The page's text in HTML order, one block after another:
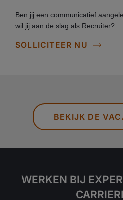
Ben jij een communicatief
wil jij aan de slag als Recruiter?
SOLLICITEER NU
BEKIJK DE
WERKEN BIJ